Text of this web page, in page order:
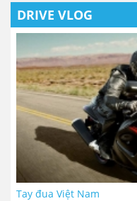
DRIVE VLOG
Tay đua Việt Nam